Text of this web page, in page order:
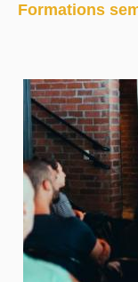
Formations